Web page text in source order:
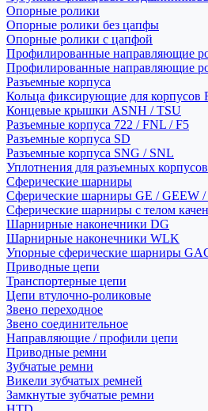
Опорные ролики
Опорные ролики без цапфы
Опорные ролики с цапфой
Профилированные направляющие
Профилированные направляющие
Разъемные корпуса
Кольца фиксирующие для корпусов
Концевые крышки ASNH / TSU
Разъемные корпуса 722 / FNL / F5
Разъемные корпуса SD
Разъемные корпуса SNG / SNL
Уплотнения для разъемных
Сферические шарниры
Сферические шарниры GE / GEEW
Сферические шарниры с телом
Шарнирные наконечники DG
Шарнирные наконечники WLK
Упорные сферические шарниры
Приводные цепи
Транспортерные цепи
Цепи втулочно-роликовые
Звено переходное
Звено соединительное
Направляющие / профили цепи
Приводные ремни
Зубчатые ремни
Викели зубчатых ремней
Замкнутые зубчатые ремни